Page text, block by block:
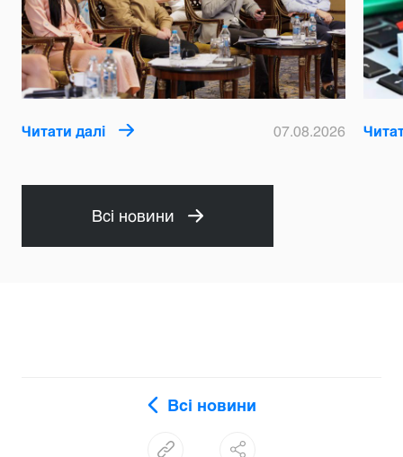
Читати далі 07.08.2026
Всі новини
Всі новини